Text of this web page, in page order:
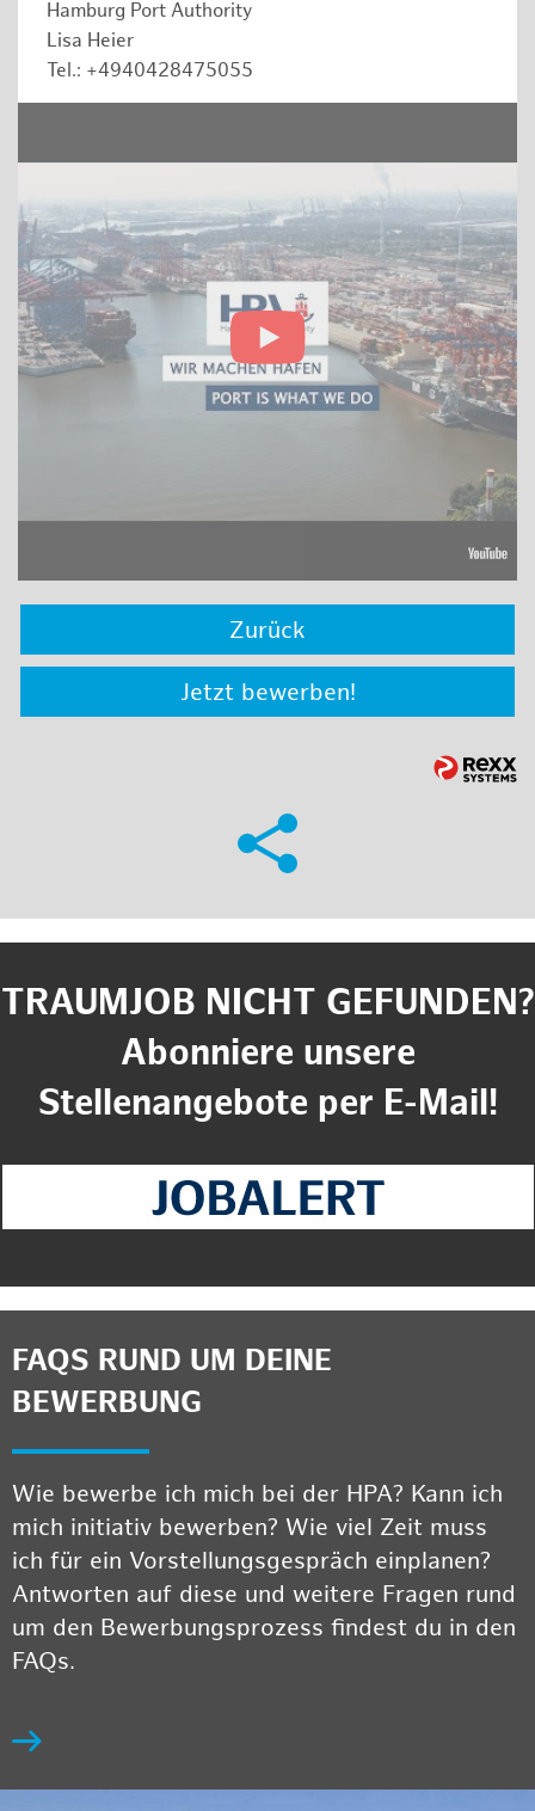
Hamburg Port Authority
Lisa Heier
Tel.: +4940428475055
Zurück
Jetzt bewerben!
TRAUMJOB NICHT GEFUNDEN?
Abonniere unsere
Stellenangebote per E-Mail!
FAQS RUND UM DEINE
BEWERBUNG
Wie bewerbe ich mich bei der HPA? Kann ich
mich initiativ bewerben? Wie viel Zeit muss
ich für ein Vorstellungsgespräch einplanen?
Antworten auf diese und weitere Fragen rund
um den Bewerbungsprozess findest du in den
FAQs.